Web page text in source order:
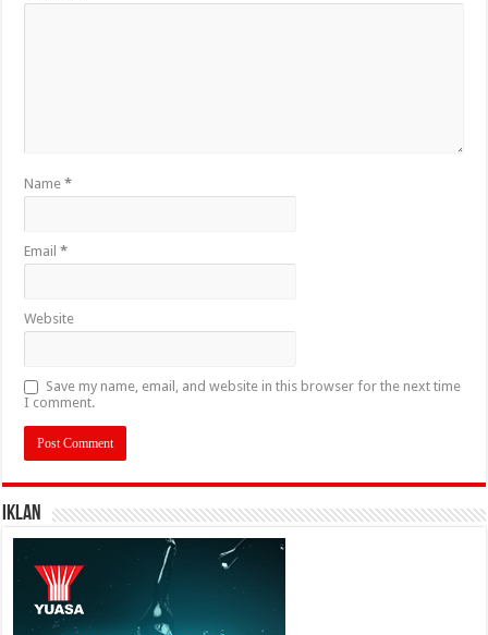
Name*
Email*
Website
Save my name, email, and website in this browser for the next time
I comment.
IKLAN